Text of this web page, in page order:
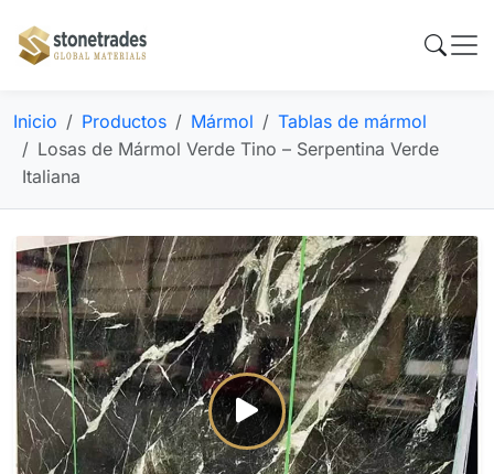
Inicio Productos Mármol
Tablas de mármol
Losas de Mármol Verde Tino – Serpentina Verde
Italiana